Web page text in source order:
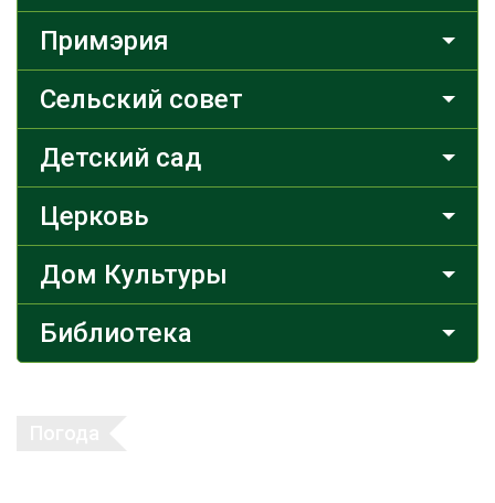
Примэрия
Сельский совет
Детский сад
Церковь
Дом Культуры
Библиотека